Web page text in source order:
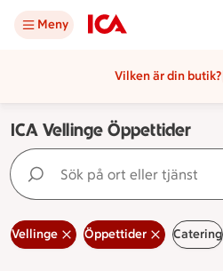
Meny
Vilken är din butik?
ICA Vellinge Öppettider
Sök på ort eller tjänst
Vellinge Öppettider Catering